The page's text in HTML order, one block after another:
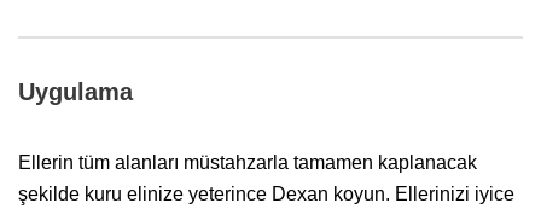
Uygulama
Ellerin tüm alanları müstahzarla tamamen kaplanacak
şekilde kuru elinize yeterince Dexan koyun. Ellerinizi iyice